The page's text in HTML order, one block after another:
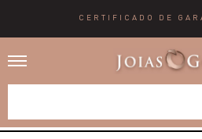
CERTIFICADO DE